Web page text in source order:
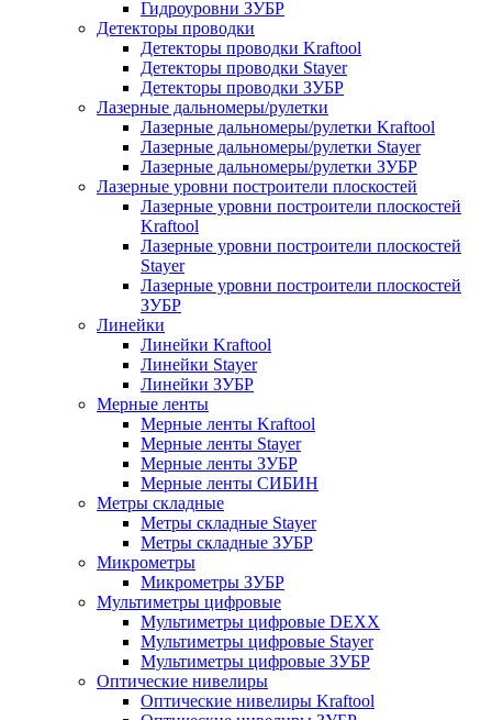
Гидроуровни ЗУБР
Детекторы проводки
Детекторы проводки Kraftool
Детекторы проводки Stayer
Детекторы проводки ЗУБР
Лазерные дальномеры/рулетки
Лазерные дальномеры/рулетки Kraftool
Лазерные дальномеры/рулетки Stayer
Лазерные дальномеры/рулетки ЗУБР
Лазерные уровни построители плоскостей
Лазерные уровни построители плоскостей
Kraftool
Лазерные уровни построители плоскостей
Stayer
Лазерные уровни построители плоскостей
ЗУБР
Линейки
Линейки Kraftool
Линейки Stayer
Линейки ЗУБР
Мерные ленты
Мерные ленты Kraftool
Мерные ленты Stayer
Мерные ленты ЗУБР
Мерные ленты СИБИН
Метры складные
Метры складные Stayer
Метры складные ЗУБР
Микрометры
Микрометры ЗУБР
Мультиметры цифровые
Мультиметры цифровые DEXX
Мультиметры цифровые Stayer
Мультиметры цифровые ЗУБР
Оптические нивелиры
Оптические нивелиры Kraftool